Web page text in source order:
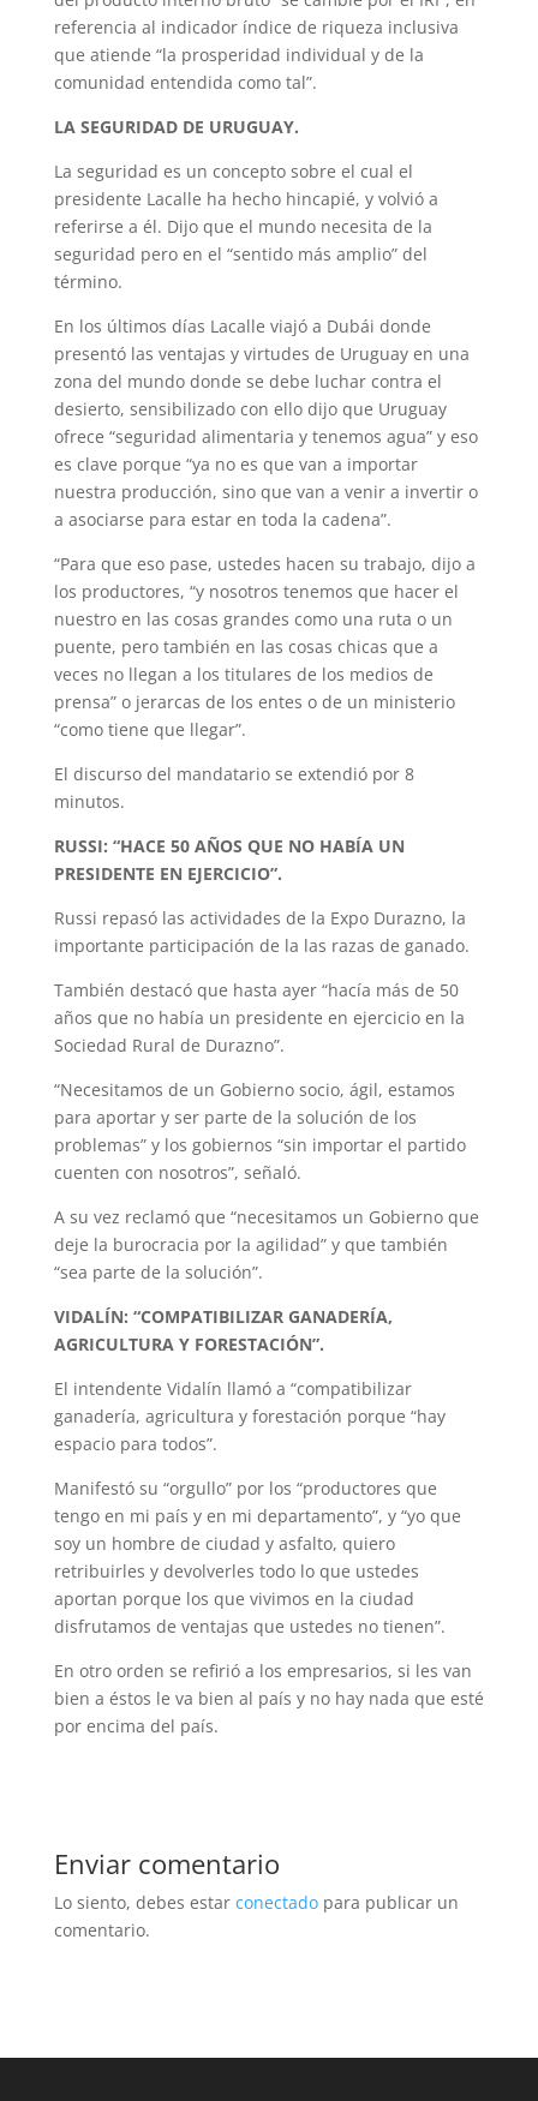
referencia al indicador índice de riqueza inclusiva
que atiende “la prosperidad individual y de la
comunidad entendida como tal”.
LA SEGURIDAD DE URUGUAY.
La seguridad es un concepto sobre el cual el
presidente Lacalle ha hecho hincapié, y volvió a
referirse a él. Dijo que el mundo necesita de la
seguridad pero en el “sentido más amplio” del
término.
En los últimos días Lacalle viajó a Dubái donde
presentó las ventajas y virtudes de Uruguay en una
zona del mundo donde se debe luchar contra el
desierto, sensibilizado con ello dijo que Uruguay
ofrece “seguridad alimentaria y tenemos agua” y eso
es clave porque “ya no es que van a importar
nuestra producción, sino que van a venir a invertir o
a asociarse para estar en toda la cadena”.
“Para que eso pase, ustedes hacen su trabajo, dijo a
los productores, “y nosotros tenemos que hacer el
nuestro en las cosas grandes como una ruta o un
puente, pero también en las cosas chicas que a
veces no llegan a los titulares de los medios de
prensa” o jerarcas de los entes o de un ministerio
“como tiene que llegar”.
El discurso del mandatario se extendió por 8
minutos.
RUSSI: “HACE 50 AÑOS QUE NO HABÍA UN
PRESIDENTE EN EJERCICIO”.
Russi repasó las actividades de la Expo Durazno, la
importante participación de la las razas de ganado.
También destacó que hasta ayer “hacía más de 50
años que no había un presidente en ejercicio en la
Sociedad Rural de Durazno”.
“Necesitamos de un Gobierno socio, ágil, estamos
para aportar y ser parte de la solución de los
problemas” y los gobiernos “sin importar el partido
cuenten con nosotros”, señaló.
A su vez reclamó que “necesitamos un Gobierno que
deje la burocracia por la agilidad” y que también
“sea parte de la solución”.
VIDALÍN: “COMPATIBILIZAR GANADERÍA,
AGRICULTURA Y FORESTACIÓN”.
El intendente Vidalín llamó a “compatibilizar
ganadería, agricultura y forestación porque “hay
espacio para todos”.
Manifestó su “orgullo” por los “productores que
tengo en mi país y en mi departamento”, y “yo que
soy un hombre de ciudad y asfalto, quiero
retribuirles y devolverles todo lo que ustedes
aportan porque los que vivimos en la ciudad
disfrutamos de ventajas que ustedes no tienen”.
En otro orden se refirió a los empresarios, si les van
bien a éstos le va bien al país y no hay nada que esté
por encima del país.
Enviar comentario
Lo siento, debes estar conectadopara publicar un
comentario.